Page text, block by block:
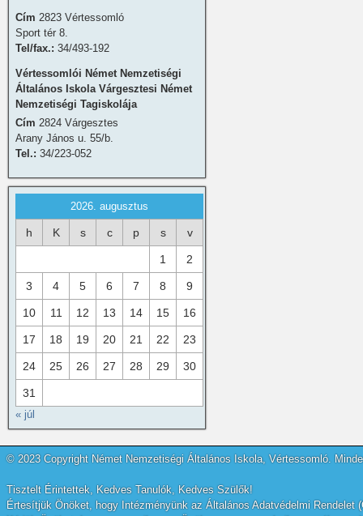
Cím 2823 Vértessomló
Sport tér 8.
Tel/fax.: 34/493-192
Vértessomlói Német Nemzetiségi
Általános Iskola Várgesztesi Német
Nemzetiségi Tagiskolája
Cím 2824 Várgesztes
Arany János u. 55/b.
Tel.: 34/223-052
2026. augusztus
h K s c p s v
1 2
3 4 5 6 7 8 9
10 11 12 13 14 15 16
17 18 19 20 21 22 23
24 25 26 27 28 29 30
31
« júl
© 2023 Copyright Német Nemzetiségi Általános Iskola, Vértessomló.
Tisztelt Érintettek, Kedves Tanulók, Kedves Szülők!
Értesítjük Önöket, hogy Intézményünk az Általános Adatvédelmi